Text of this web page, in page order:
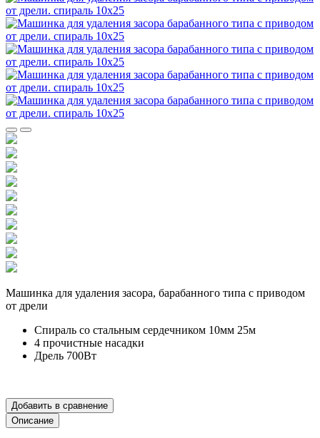
Машинка для удаления засора, барабанного типа с приводом
от дрели
Спираль со стальным сердечником 10мм 25м
4 прочистные насадки
Дрель 700Вт
Добавить в сравнение
Описание